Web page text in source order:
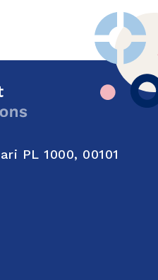
PL 1000, 00101